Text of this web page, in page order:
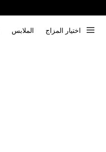
اختيار المزاج الملابس